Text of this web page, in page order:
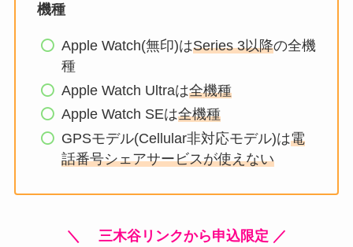
機種
Apple Watch(無印)はSeries 3以降の全機
種
Apple Watch Ultraは全機種
Apple Watch SEは全機種
GPSモデル(Cellular非対応モデル)は電
話番号シェアサービスが使えない
＼ 三木谷リンクから申込限定 ／